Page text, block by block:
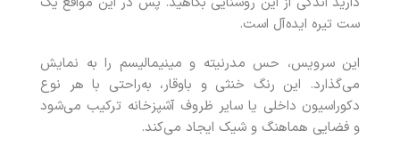
ست تیره ایده‌آل است.
این سرویس، حس مدرنیته و مینیمالیسم را به نمایش
می‌گذارد. این رنگ خنثی و باوقار، به‌راحتی با هر نوع
دکوراسیون داخلی یا سایر ظروف آشپزخانه ترکیب می‌شود
و فضایی هماهنگ و شیک ایجاد می‌کند.